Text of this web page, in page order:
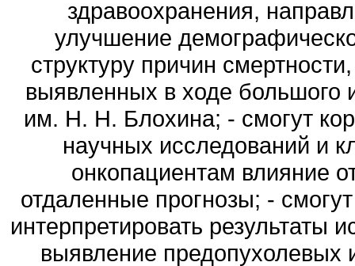
здравоохранения,
улучшение
структуру причин
выявленных в ходе
им. Н. Н. Блохина; - смогут
научных исследований и
онкопациентам влияние
отдаленные прогнозы; -
интерпретировать результаты
выявление предопухолевых